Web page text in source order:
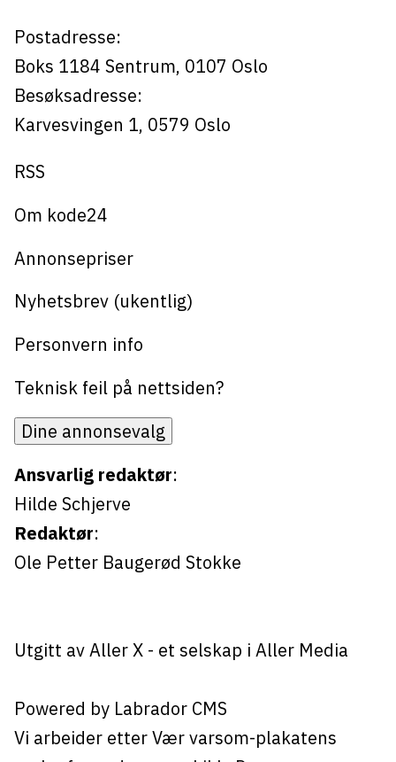
Postadresse:
Boks 1184 Sentrum, 0107 Oslo
Besøksadresse:
Karvesvingen 1, 0579 Oslo
RSS
Om kode24
Annonsepriser
Nyhetsbrev (ukentlig)
Personvern info
Teknisk feil på nettsiden?
Dine annonsevalg
Ansvarlig redaktør:
Hilde Schjerve
Redaktør:
Ole Petter Baugerød Stokke
Utgitt av Aller X- et selskap i Aller Media
Powered by Labrador CMS
Vi arbeider etter Vær varsom-plakatens